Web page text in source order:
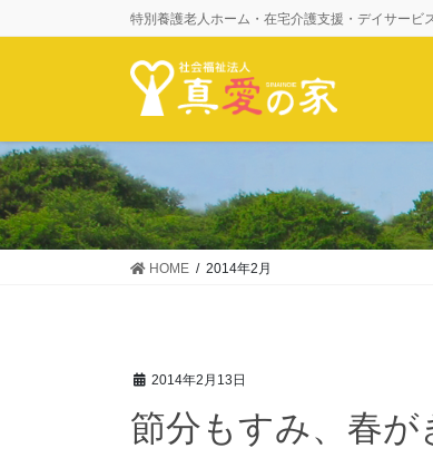
ン
に
移
動
ビ
ョ
ン
に
移
動
特別養護老人ホーム・在宅介護支援・デイサー
HOME 2014年2月
2014年2月13日
節分もすみ、春が